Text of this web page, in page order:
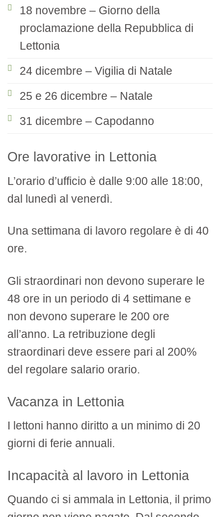
18 novembre – Giorno della
proclamazione della Repubblica di
Lettonia
24 dicembre – Vigilia di Natale
25 e 26 dicembre – Natale
31 dicembre – Capodanno
Ore lavorative in Lettonia
L’orario d’ufficio è dalle 9:00 alle 18:00,
dal lunedì al venerdì.
Una settimana di lavoro regolare è di 40
ore.
Gli straordinari non devono superare le
48 ore in un periodo di 4 settimane e
non devono superare le 200 ore
all’anno. La retribuzione degli
straordinari deve essere pari al 200%
del regolare salario orario.
Vacanza in Lettonia
I lettoni hanno diritto a un minimo di 20
giorni di ferie annuali.
Incapacità al lavoro in Lettonia
Quando ci si ammala in Lettonia, il primo